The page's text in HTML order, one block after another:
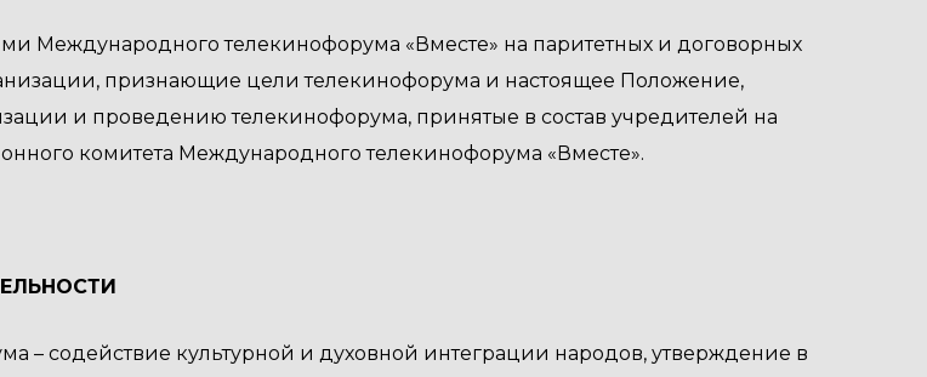
Международного телекинофорума «Вместе» на паритетных и договорных
признающие цели телекинофорума и настоящее Положение,
и проведению телекинофорума, принятые в состав учредителей на
комитета Международного телекинофорума «Вместе».
– содействие культурной и духовной интеграции народов, утверждение в